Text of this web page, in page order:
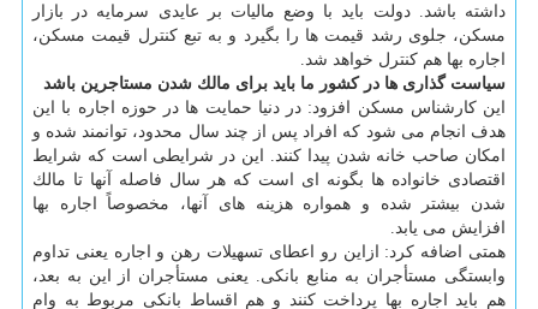
داشته باشد. دولت باید با وضع مالیات بر عایدی سرمایه در بازار
مسكن، جلوی رشد قیمت ها را بگیرد و به تبع كنترل قیمت مسكن،
اجاره بها هم كنترل خواهد شد.
سیاست گذاری ها در كشور ما باید برای مالك شدن مستاجرین باشد
این كارشناس مسكن افزود: در دنیا حمایت ها در حوزه اجاره با این
هدف انجام می شود كه افراد پس از چند سال محدود، توانمند شده و
امكان صاحب خانه شدن پیدا كنند. این در شرایطی است كه شرایط
اقتصادی خانواده ها بگونه ای است كه هر سال فاصله آنها تا مالك
شدن بیشتر شده و همواره هزینه های آنها، مخصوصاً اجاره بها
افزایش می یابد.
همتی اضافه كرد: ازاین رو اعطای تسهیلات رهن و اجاره یعنی تداوم
وابستگی مستأجران به منابع بانكی. یعنی مستأجران از این به بعد،
هم باید اجاره بها پرداخت كنند و هم اقساط بانكی مربوط به وام